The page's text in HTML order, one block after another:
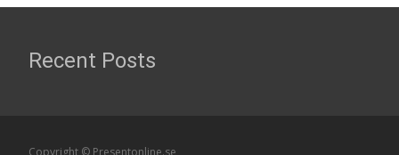
Recent Posts
Copyright © Presentonline.se